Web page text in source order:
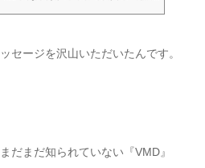
ます。 もちろんVMDについて話したことはなかったの
セージを沢山いただいたんです。
だまだ知られていない『VMD』